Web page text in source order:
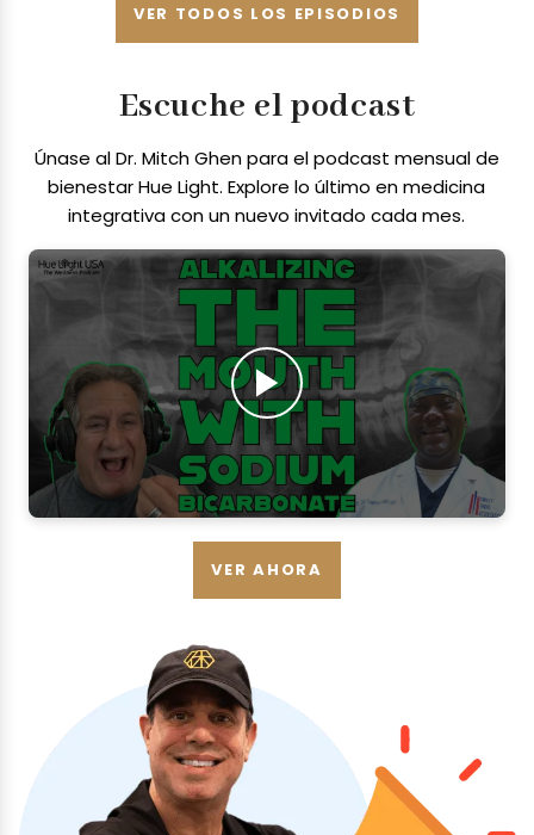
VER TODOS LOS EPISODIOS
Escuche el podcast
Únase al Dr. Mitch Ghen para el podcast mensual de
bienestar Hue Light. Explore lo último en medicina
integrativa con un nuevo invitado cada mes.
VER AHORA